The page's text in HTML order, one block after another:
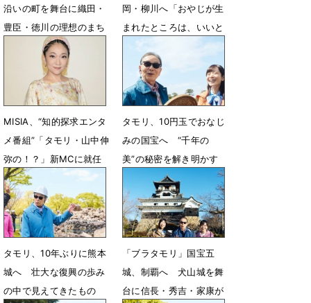
沿いの町を舞台に織田・
豊臣・徳川の理想のまち
づくりに迫る
7月9日 12時32分
岡・柳川へ「おやじが生
まれたところは、いいと
6月25日 12時32分
MISIA、“知的探求エンタ
メ番組”「タモリ・山中伸
弥の！？」新MCに就任
6月24日 18時30分
タモリ、10円玉でおなじ
みの国宝へ “千年の
美”の秘密を解き明かす
6月6日 11時36分
タモリ、10年ぶりに熊本
城へ 壮大な復興の歩み
の中で見えてきたもの
「ブラタモリ」国宝五
城、制覇へ 犬山城を舞
台に信長・秀吉・家康が